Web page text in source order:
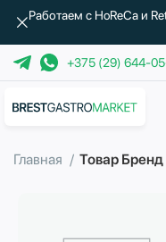
+375 (29) 644-
Главная Товар Бренд
Работаем с HoReCa и